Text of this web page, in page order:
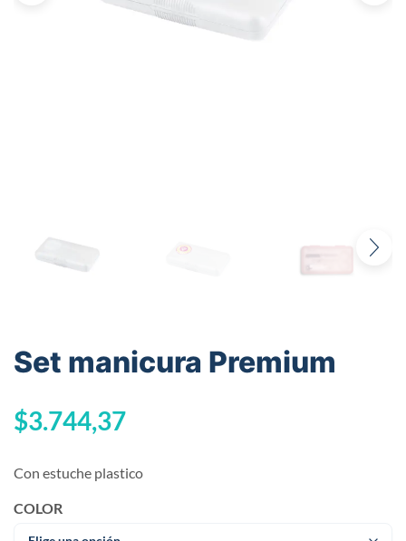
Set manicura Premium
$3.744,37
Con estuche plastico
COLOR